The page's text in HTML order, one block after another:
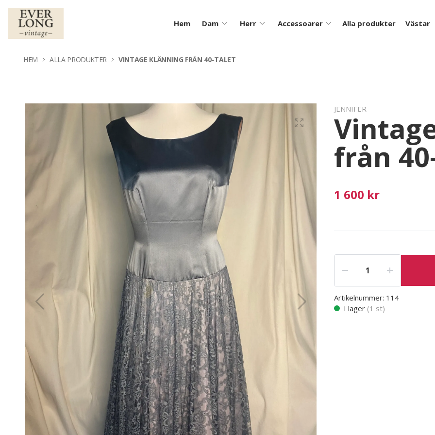
Hem Dam Herr Accessoarer Alla produkter Västar
HEM ALLA PRODUKTER VINTAGE KLÄNNING FRÅN 40-TALET
JENNIFER
från
1 600 kr
Artikelnummer: 114
I lager (1 st)